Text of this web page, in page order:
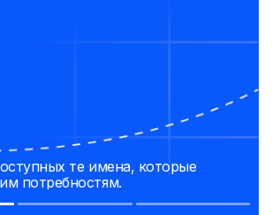
те имена, которые
потребностям.